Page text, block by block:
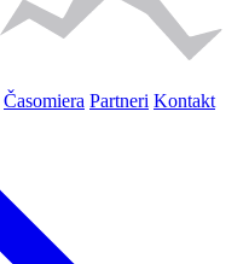
Časomiera Partneri Kontakt